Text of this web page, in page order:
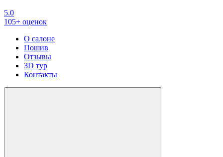
5.0
105+ оценок
О салоне
Пошив
Отзывы
3D тур
Контакты